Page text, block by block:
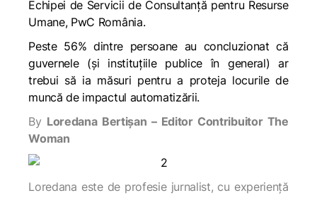
Echipei de Servicii de Consultanţă pentru Resurse
Umane, PwC România.
Peste 56% dintre persoane au concluzionat că
guvernele (și instituțiile publice în general) ar
trebui să ia măsuri pentru a proteja locurile de
muncă de impactul automatizării.
By Loredana Bertișan – Editor Contribuitor The
Woman
Loredana este de profesie jurnalist, cu experiență